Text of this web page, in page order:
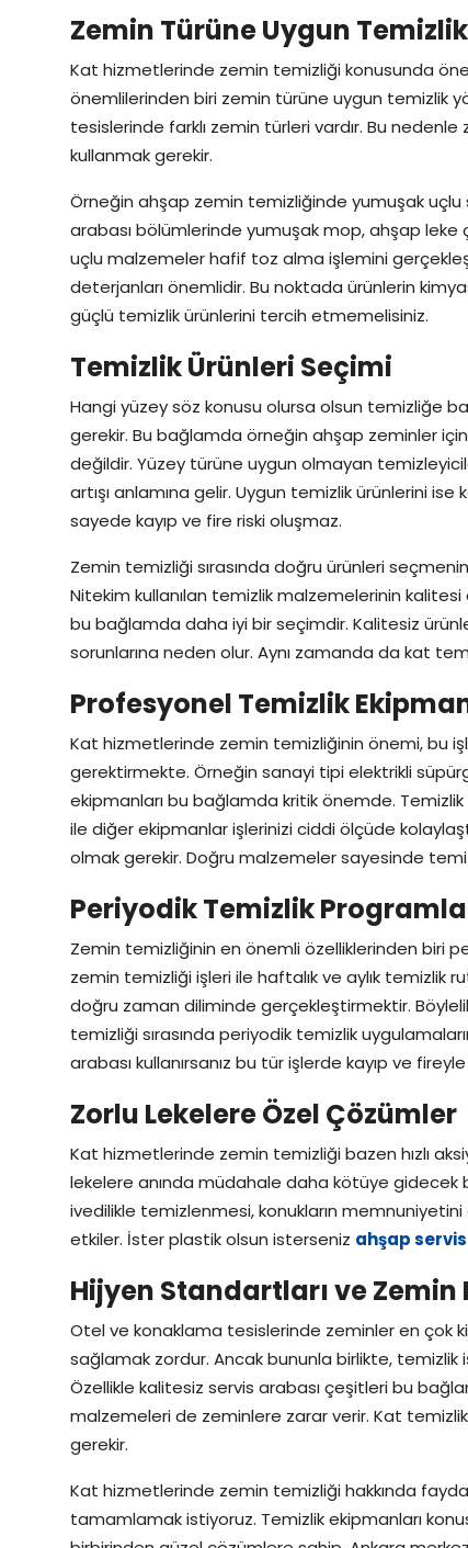
Zemin Türüne Uygun
Kat hizmetlerinde zemin temizliği konusunda
önemlilerinden biri zemin türüne uygun temizlik
tesislerinde farklı zemin türleri vardır. Bu
kullanmak gerekir.
Örneğin ahşap zemin temizliğinde yumuşak uçlu
arabası bölümlerinde yumuşak mop, ahşap
uçlu malzemeler hafif toz alma işlemini
deterjanları önemlidir. Bu noktada ürünlerin
güçlü temizlik ürünlerini tercih etmemelisiniz.
Temizlik Ürünleri Seçimi
Hangi yüzey söz konusu olursa olsun temizliğe
gerekir. Bu bağlamda örneğin ahşap zeminler
değildir. Yüzey türüne uygun olmayan
artışı anlamına gelir. Uygun temizlik ürünlerini ise
sayede kayıp ve fire riski oluşmaz.
Zemin temizliği sırasında doğru ürünleri
Nitekim kullanılan temizlik malzemelerinin
bu bağlamda daha iyi bir seçimdir. Kalitesiz
sorunlarına neden olur. Aynı zamanda da kat
Profesyonel Temizlik
Kat hizmetlerinde zemin temizliğinin önemi, bu
gerektirmekte. Örneğin sanayi tipi elektrikli
ekipmanları bu bağlamda kritik önemde.
ile diğer ekipmanlar işlerinizi ciddi ölçüde
olmak gerekir. Doğru malzemeler sayesinde
Periyodik Temizlik
Zemin temizliğinin en önemli özelliklerinden biri
zemin temizliği işleri ile haftalık ve aylık temizlik
doğru zaman diliminde gerçekleştirmektir.
temizliği sırasında periyodik temizlik
arabası kullanırsanız bu tür işlerde kayıp ve fireyle
Zorlu Lekelere Özel Çözümler
Kat hizmetlerinde zemin temizliği bazen hızlı
lekelere anında müdahale daha kötüye gidecek
ivedilikle temizlenmesi, konukların memnuniyetini
etkiler. İster plastik olsun isterseniz ahşap
Hijyen Standartları ve Zemin
Otel ve konaklama tesislerinde zeminler en çok
sağlamak zordur. Ancak bununla birlikte, temizlik
Özellikle kalitesiz servis arabası çeşitleri bu
malzemeleri de zeminlere zarar verir. Kat
gerekir.
Kat hizmetlerinde zemin temizliği hakkında
tamamlamak istiyoruz. Temizlik ekipmanları